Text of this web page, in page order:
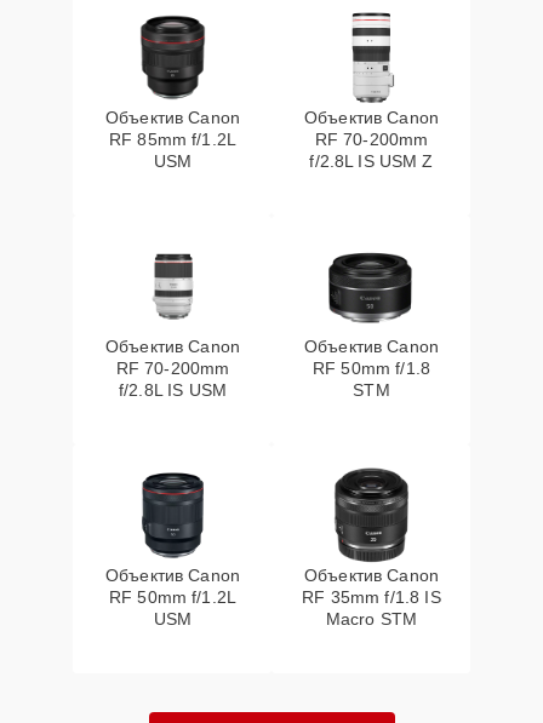
Объектив Canon
RF 85mm f/1.2L
USM
Объектив Canon
RF 70‑200mm
f/2.8L IS USM Z
Объектив Canon
RF 70‑200mm
f/2.8L IS USM
Объектив Canon
RF 50mm f/1.8
STM
Объектив Canon
RF 50mm f/1.2L
USM
Объектив Canon
RF 35mm f/1.8 IS
Macro STM